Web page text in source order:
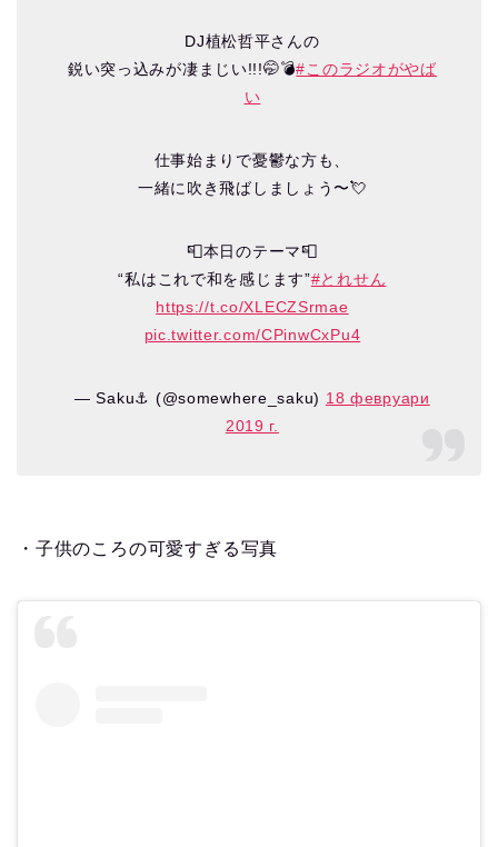
DJ植松哲平さんの
鋭い突っ込みが凄まじい!!!🤭💣#このラジオがやば
い
仕事始まりで憂鬱な方も、
一緒に吹き飛ばしましょう〜💘
📮本日のテーマ📮
“私はこれで和を感じます”#とれせん
https://t.co/XLECZSrmae
pic.twitter.com/CPinwCxPu4
— Saku⚓︎ (@somewhere_saku) 18 февруари
2019 г.
・子供のころの可愛すぎる写真